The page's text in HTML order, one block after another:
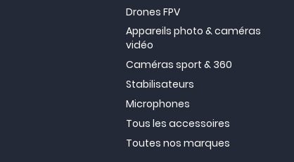
Drones FPV
Appareils photo & caméras
vidéo
Caméras sport & 360
Stabilisateurs
Microphones
Tous les accessoires
Toutes nos marques